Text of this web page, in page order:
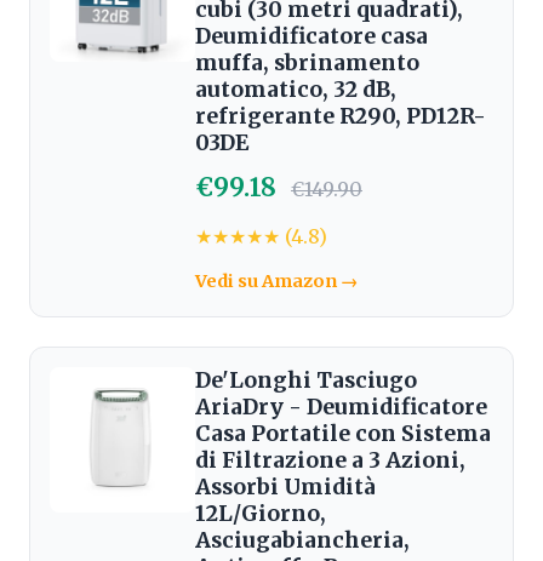
cubi (30 metri quadrati),
Deumidificatore casa
muffa, sbrinamento
automatico, 32 dB,
refrigerante R290, PD12R-
03DE
€99.18
€149.90
★★★★★ (4.8)
Vedi su Amazon →
De'Longhi Tasciugo
AriaDry - Deumidificatore
Casa Portatile con Sistema
di Filtrazione a 3 Azioni,
Assorbi Umidità
12L/Giorno,
Asciugabiancheria,